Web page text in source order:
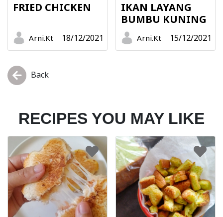
FRIED CHICKEN
Arni.Kt 18/12/2021
IKAN LAYANG
BUMBU KUNING
Arni.Kt 15/12/2021
Back
RECIPES YOU MAY LIKE